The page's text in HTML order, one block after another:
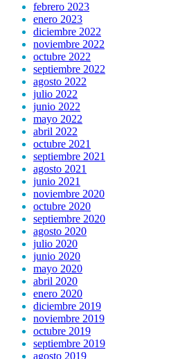
febrero 2023
enero 2023
diciembre 2022
noviembre 2022
octubre 2022
septiembre 2022
agosto 2022
julio 2022
junio 2022
mayo 2022
abril 2022
octubre 2021
septiembre 2021
agosto 2021
junio 2021
noviembre 2020
octubre 2020
septiembre 2020
agosto 2020
julio 2020
junio 2020
mayo 2020
abril 2020
enero 2020
diciembre 2019
noviembre 2019
octubre 2019
septiembre 2019
agosto 2019